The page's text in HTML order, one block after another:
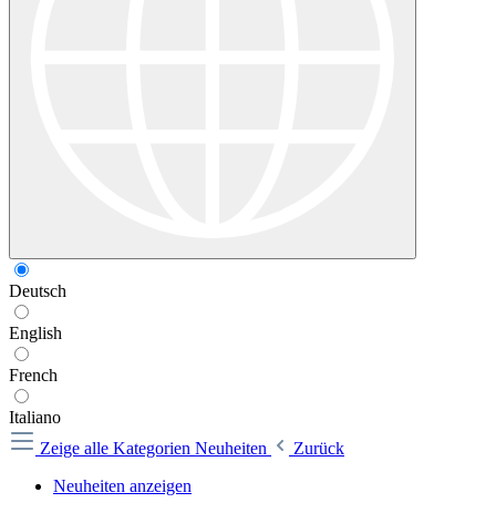
Deutsch
English
French
Italiano
Zeige alle Kategorien Neuheiten
Zurück
Neuheiten anzeigen